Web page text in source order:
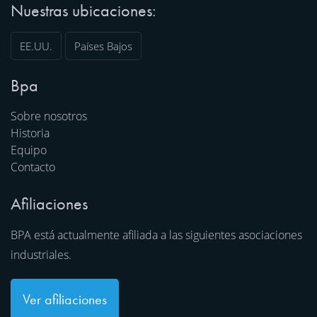
Nuestras ubicaciones:
EE.UU. Países Bajos
Bpa
Sobre nosotros
Historia
Equipo
Contacto
Afiliaciones
BPA está actualmente afiliada a las siguientes asociaciones
industriales.
Ver afiliaciones